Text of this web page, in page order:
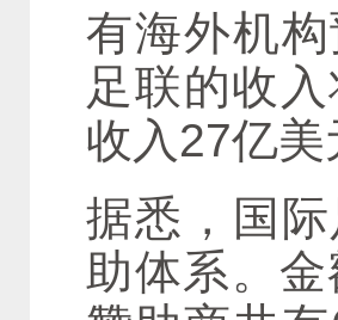
有海外机
足联的收
收入27亿
据悉，国
助体系。